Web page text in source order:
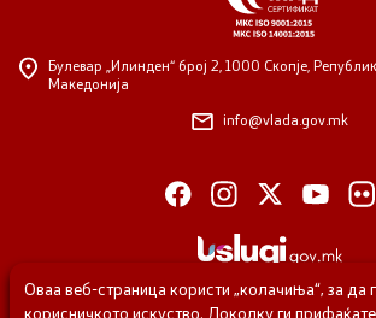
Булевар „Илинден“ број 2, 1000 Скопје,
Македонија
info@vlada.gov.mk
Оваа веб-страница користи „колачиња“, за да
корисничкото искуство. Доколку ги